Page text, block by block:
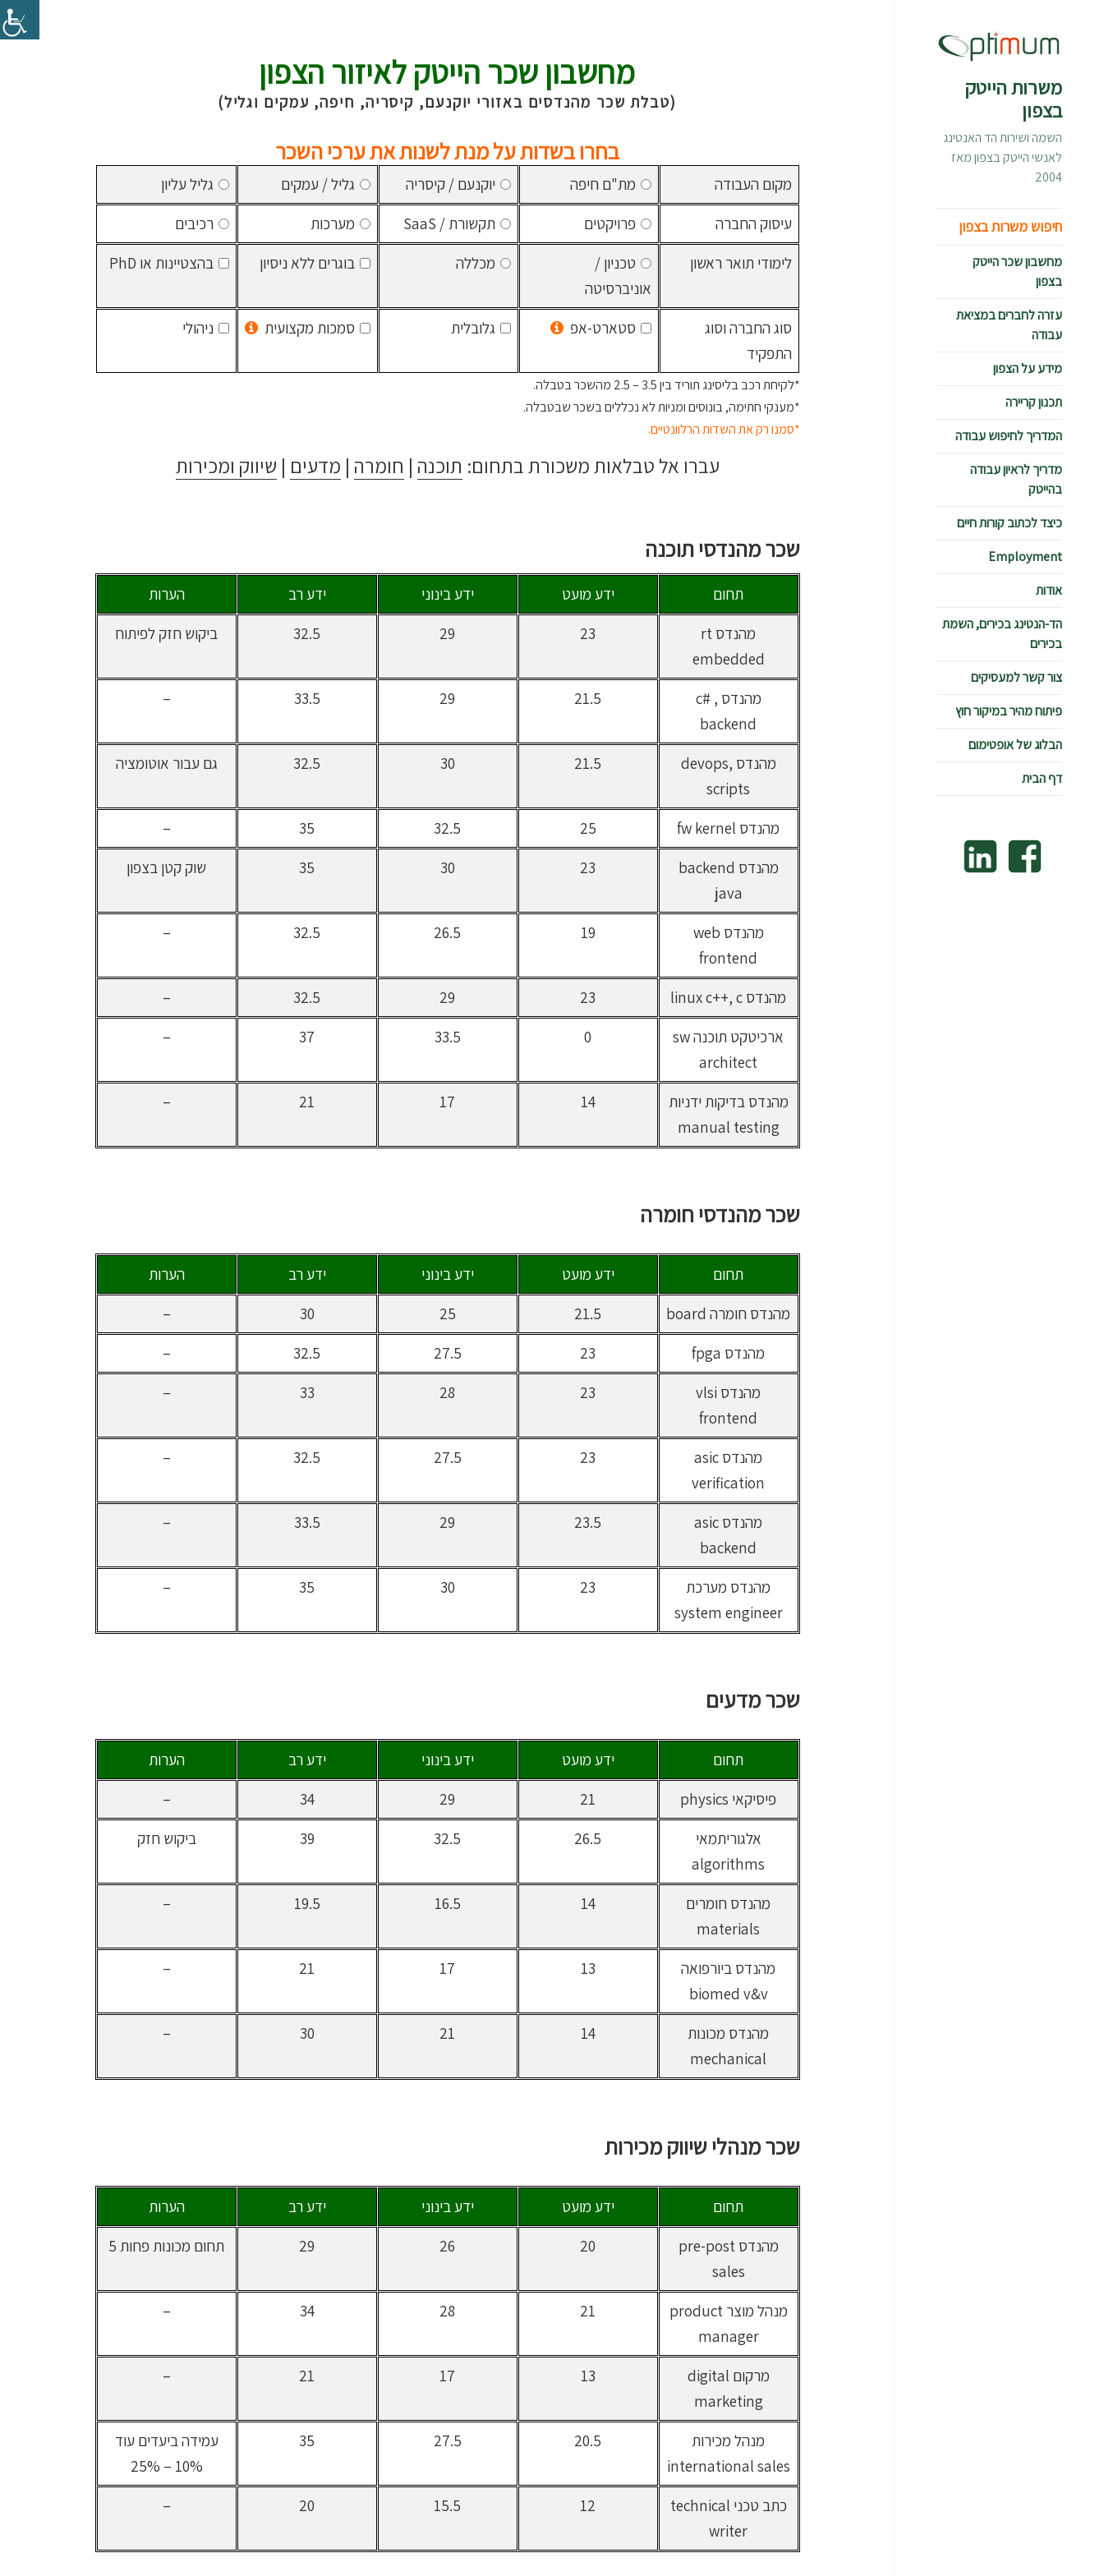
משרות הייטק
בצפון
השמה ושירות הד האנטינג
לאנשי הייטק בצפון מאז
2004
חיפוש משרות בצפון
מחשבון שכר הייטק
בצפון
עזרה לחברים במציאת
עבודה
מידע על הצפון
תכנון קריירה
המדריך לחיפוש עבודה
מדריך לראיון עבודה
בהייטק
כיצד לכתוב קורות חיים
Employment
אודות
הד-הנטינג בכירים, השמת
בכירים
צור קשר למעסיקים
פיתוח מהיר במיקור חוץ
הבלוג של אופטימום
דף הבית
Facebook
Linkedin
מחשבון שכר הייטק לאיזור הצפון
(טבלת שכר מהנדסים באזורי יוקנעם, קיסריה, חיפה, עמקים וגליל)
בחרו בשדות על מנת לשנות את ערכי השכר
מקום העבודה מת"ם חיפה יוקנעם / קיסריה גליל / עמקים
גליל עליון
עיסוק החברה
פרויקטים תקשורת / SaaS מערכות
רכיבים
לימודי תואר ראשון
טכניון /
אוניברסיטה
מכללה בוגרים ללא ניסיון בהצטיינות או PhD
סוג החברה וסוג
התפקיד
סטארט-אפ גלובלית סמכות מקצועית ניהולי
*לקיחת רכב בליסינג תוריד בין 3.5 – 2.5 מהשכר בטבלה.
*מענקי חתימה, בונוסים ומניות לא נכללים בשכר שבטבלה.
*סמנו רק את השדות הרלוונטיים.
עברו אל טבלאות משכורת בתחום: תוכנה | חומרה | מדעים | שיווק ומכירות
שכר מהנדסי תוכנה
תחום ידע מועט ידע בינוני ידע רב
הערות
מהנדס rt
embedded
23
29
32.5 ביקוש חזק לפיתוח
מהנדס c# ,
backend
21.5
29
33.5
–
מהנדס devops,
scripts
21.5
30
32.5 גם עבור אוטומציה
מהנדס fw kernel 25
32.5
35
–
מהנדס backend
java
23
30
35 שוק קטן בצפון
מהנדס web
frontend
19
26.5
32.5
–
מהנדס linux c++, c 23
29
32.5
–
ארכיטקט תוכנה sw
architect
0
33.5
37
–
מהנדס בדיקות ידניות
manual testing
14
17
21
–
שכר מהנדסי חומרה
תחום ידע מועט ידע בינוני ידע רב
הערות
מהנדס חומרה board
21.5
25
30
–
מהנדס fpga
23
27.5
32.5
–
מהנדס vlsi
frontend
23
28
33
–
מהנדס asic
verification
23
27.5
32.5
–
מהנדס asic
backend
23.5
29
33.5
–
מהנדס מערכת
system engineer
23
30
35
–
שכר מדעים
תחום ידע מועט ידע בינוני ידע רב
הערות
פיסיקאי physics
21
29
34
–
אלגוריתמאי
algorithms
26.5
32.5
39 ביקוש חזק
מהנדס חומרים
materials
14
16.5
19.5
–
מהנדס ביורפואה
biomed v&v
13
17
21
–
מהנדס מכונות
mechanical
14
21
30
–
שכר מנהלי שיווק מכירות
תחום ידע מועט ידע בינוני ידע רב
הערות
מהנדס pre-post
sales
20
26
29 תחום מכונות פחות 5
מנהל מוצר product
manager
21
28
34
–
מרקום digital
marketing
13
17
21
–
מנהל מכירות
international sales
20.5
27.5
35
עמידה ביעדים עוד
10% – 25%
כתב טכני technical
writer
12
15.5
20
–